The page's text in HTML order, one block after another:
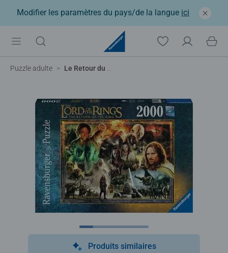
Modifier les paramètres du pays/de la langue ici
Puzzle adulte Le Retour du roi
Produits similaires